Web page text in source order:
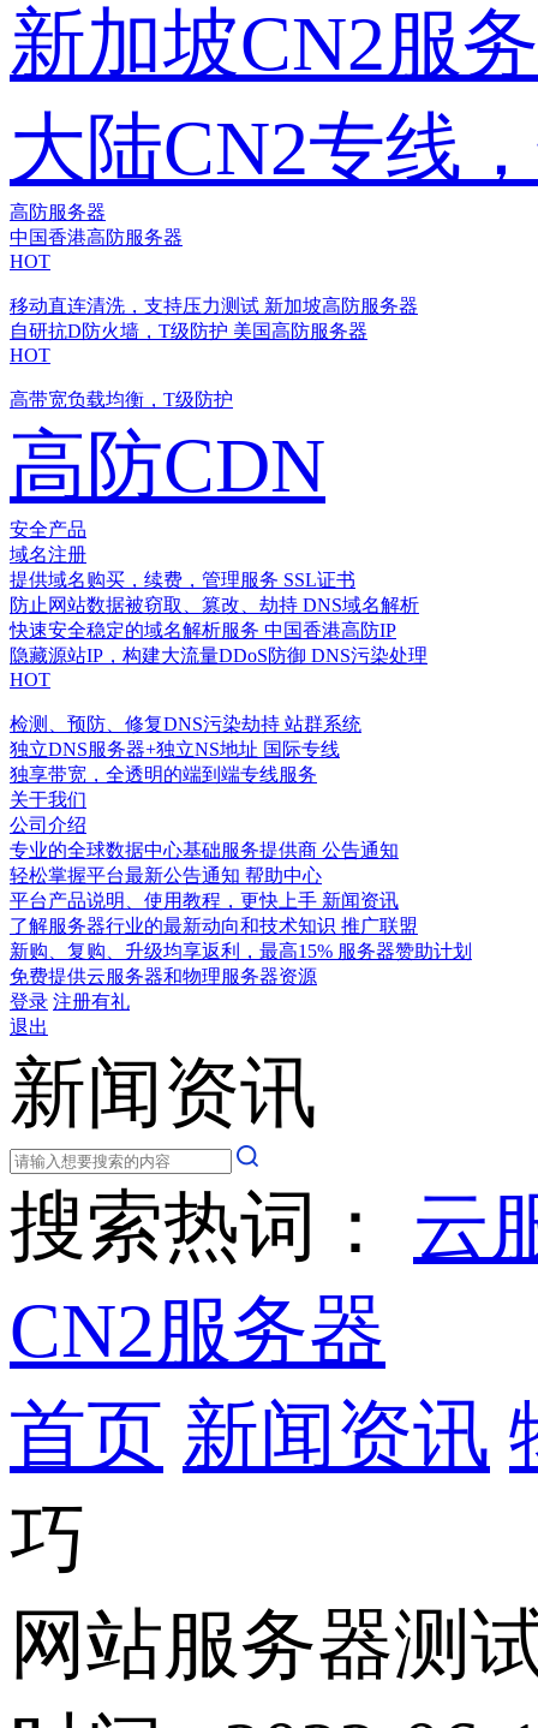
新加坡CN2服
大陆CN2专线
高防服务器
中国香港高防服务器
HOT
移动直连清洗，支持压力测试 新加坡高防服务器
自研抗D防火墙，T级防护 美国高防服务器
HOT
高带宽负载均衡，T级防护
高防CDN
安全产品
域名注册
提供域名购买，续费，管理服务 SSL证书
防止网站数据被窃取、篡改、劫持 DNS域名解析
快速安全稳定的域名解析服务 中国香港高防IP
隐藏源站IP，构建大流量DDoS防御 DNS污染处理
HOT
检测、预防、修复DNS污染劫持 站群系统
独立DNS服务器+独立NS地址 国际专线
独享带宽，全透明的端到端专线服务
关于我们
公司介绍
专业的全球数据中心基础服务提供商 公告通知
轻松掌握平台最新公告通知 帮助中心
平台产品说明、使用教程，更快上手 新闻资讯
了解服务器行业的最新动向和技术知识 推广联盟
新购、复购、升级均享返利，最高15% 服务器赞助计划
免费提供云服务器和物理服务器资源
登录 注册有礼
退出
新闻资讯
搜索热词： 云
CN2服务器
首页 新闻资讯
巧
网站服务器测